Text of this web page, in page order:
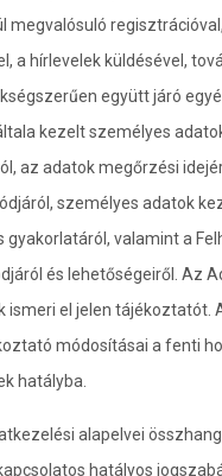
megvalósuló regisztrációval,
a hírlevelek küldésével,
együtt járó
kezelt személyes
az adatok megőrzési
személyes adatok
gyakorlatáról, valamint a
és lehetőségeiről. Az
ismeri el jelen tájékoztatót.
módosításai a fenti
hatályba.
alapelvei
hatályos